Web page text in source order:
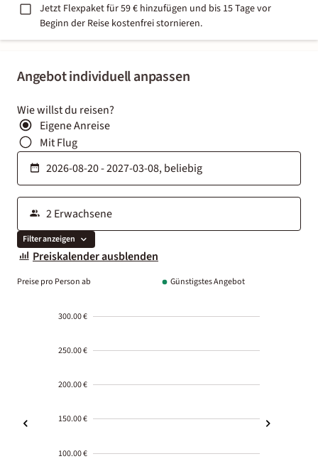
Angebot individuell anpassen
Wie willst du reisen?
Eigene Anreise
Mit Flug
Filter anzeigen
Preiskalender ausblenden
Preise pro Person ab Günstigstes Angebot
300.00 €
250.00 €
200.00 €
150.00 €
100.00 €
Jetzt Flexpaket für 59 € hinzufügen und bis 15 Tage vor
Beginn der Reise kostenfrei stornieren.